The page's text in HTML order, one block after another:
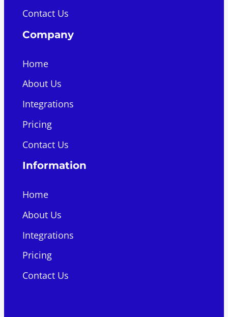
Contact Us
Company
Home
About Us
Integrations
Pricing
Contact Us
Information
Home
About Us
Integrations
Pricing
Contact Us